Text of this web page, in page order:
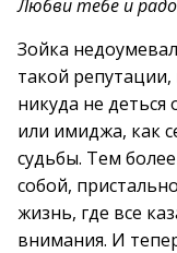
Любви тебе и
Зойка
такой
никуда не деться
или имиджа, как
судьбы. Тем
собой,
жизнь, где все
внимания. И